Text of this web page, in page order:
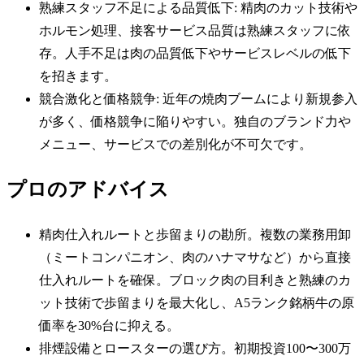
熟練スタッフ不足による品質低下: 精肉のカット技術や
ホルモン処理、接客サービス品質は熟練スタッフに依
存。人手不足は肉の品質低下やサービスレベルの低下
を招きます。
競合激化と価格競争: 近年の焼肉ブームにより新規参入
が多く、価格競争に陥りやすい。独自のブランド力や
メニュー、サービスでの差別化が不可欠です。
プロのアドバイス
精肉仕入れルートと歩留まりの勘所。複数の業務用卸
（ミートコンパニオン、肉のハナマサなど）から直接
仕入れルートを確保。ブロック肉の目利きと熟練のカ
ット技術で歩留まりを最大化し、A5ランク銘柄牛の原
価率を30%台に抑える。
排煙設備とロースターの選び方。初期投資100〜300万